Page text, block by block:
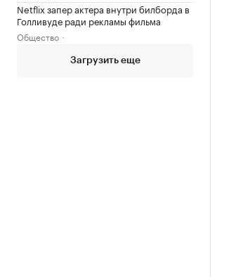
Netflix запер актера внутри билборда в
Голливуде ради рекламы фильма
Общество
Загрузить еще